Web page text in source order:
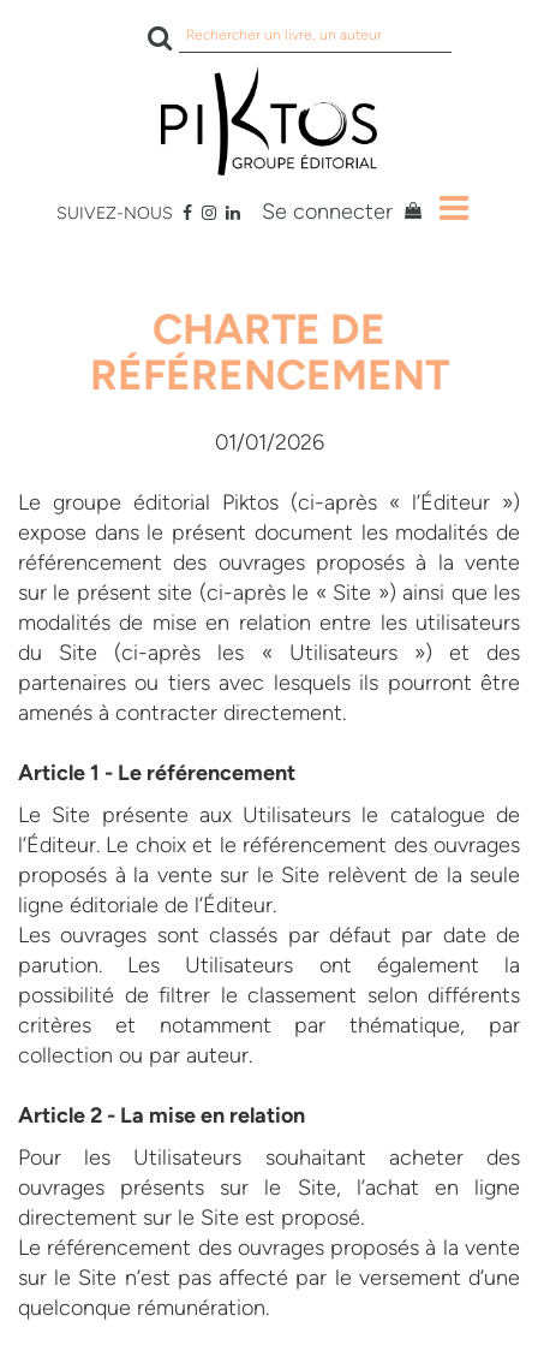
Rechercher
sur
site
SUIVEZ-NOUS Se connecter
CHARTE DE
RÉFÉRENCEMENT
01/01/2026
Le groupe éditorial Piktos (ci-après « l’Éditeur »)
expose dans le présent document les modalités de
référencement des ouvrages proposés à la vente
sur le présent site (ci-après le « Site ») ainsi que les
modalités de mise en relation entre les utilisateurs
du Site (ci-après les « Utilisateurs ») et des
partenaires ou tiers avec lesquels ils pourront être
amenés à contracter directement.
Article 1 - Le référencement
Le Site présente aux Utilisateurs le catalogue de
l’Éditeur. Le choix et le référencement des ouvrages
proposés à la vente sur le Site relèvent de la seule
ligne éditoriale de l’Éditeur.
Les ouvrages sont classés par défaut par date de
parution. Les Utilisateurs ont également la
possibilité de filtrer le classement selon différents
critères et notamment par thématique, par
collection ou par auteur.
Article 2 - La mise en relation
Pour les Utilisateurs souhaitant acheter des
ouvrages présents sur le Site, l’achat en ligne
directement sur le Site est proposé.
Le référencement des ouvrages proposés à la vente
sur le Site n’est pas affecté par le versement d’une
quelconque rémunération.